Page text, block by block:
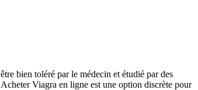
bien toléré par le médecin et étudié par des
Viagra en ligne est une option discrète pour